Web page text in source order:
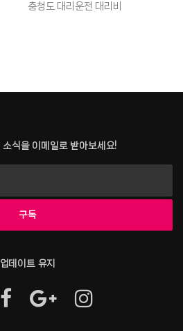
충청도 대리운전 대리비
소식을 이메일로 받아보세요!
업데이트 유지